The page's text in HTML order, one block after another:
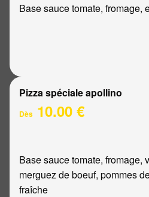
Base sauce tomate, fromage,
Pizza spéciale apollino
Dès 10.00 €
Base sauce tomate, fromage,
merguez de boeuf, pommes
fraîche